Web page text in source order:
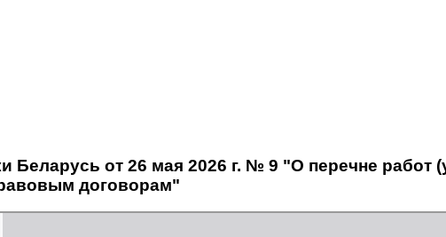
Беларусь от 26 мая 2026 г. № 9 "О перечне работ
договорам"